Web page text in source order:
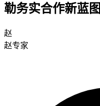
勒务实合作新蓝图
赵
赵专家